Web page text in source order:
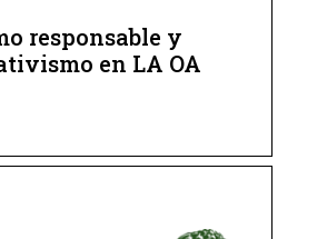
responsable y
en LA OA